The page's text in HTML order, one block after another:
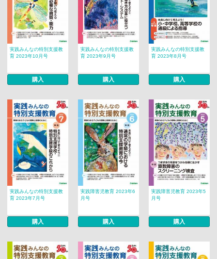
実践みんなの特別支援教
育 2023年10月号
購入
実践みんなの特別支援教
育 2023年9月号
購入
実践みんなの特別支援教
育 2023年8月号
購入
実践みんなの特別支援教
育 2023年7月号
購入
実践障害児教育 2023年6
月号
購入
実践障害児教育 2023年5
月号
購入